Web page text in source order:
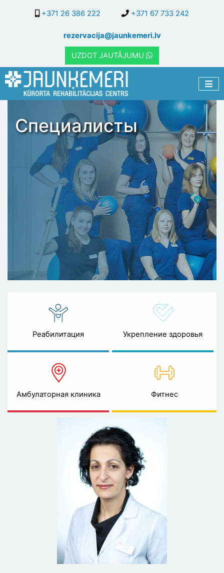
основному
содержанию
+371 26 386 222 +371 67 733 242
rezervacija@jaunkemeri.lv
UZDOT JAUTĀJUMU
Специалисты
Реабилитация Укрепление здоровья
Амбулаторная клиника Фитнес